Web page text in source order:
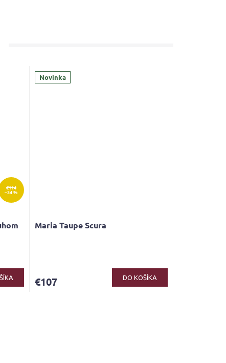
€114
–34 %
Novinka
Maria Taupe Scura
€107 DO KOŠÍKA